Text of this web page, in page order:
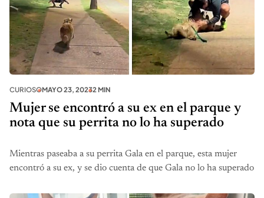
CURIOSOMAYO 23, 20232 MIN
Mujer se encontró a su ex en el parque y
nota que su perrita no lo ha superado
Mientras paseaba a su perrita Gala en el parque, esta mujer
encontró a su ex, y se dio cuenta de que Gala no lo ha superado